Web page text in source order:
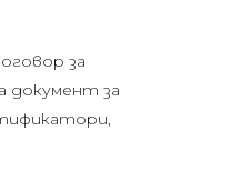
за
документ за